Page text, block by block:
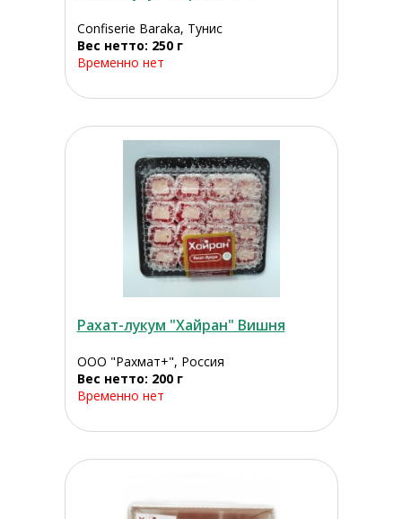
Confiserie Baraka, Тунис
Вес нетто: 250 г
Временно нет
Рахат-лукум "Хайран" Вишня
ООО "Рахмат+", Россия
Вес нетто: 200 г
Временно нет